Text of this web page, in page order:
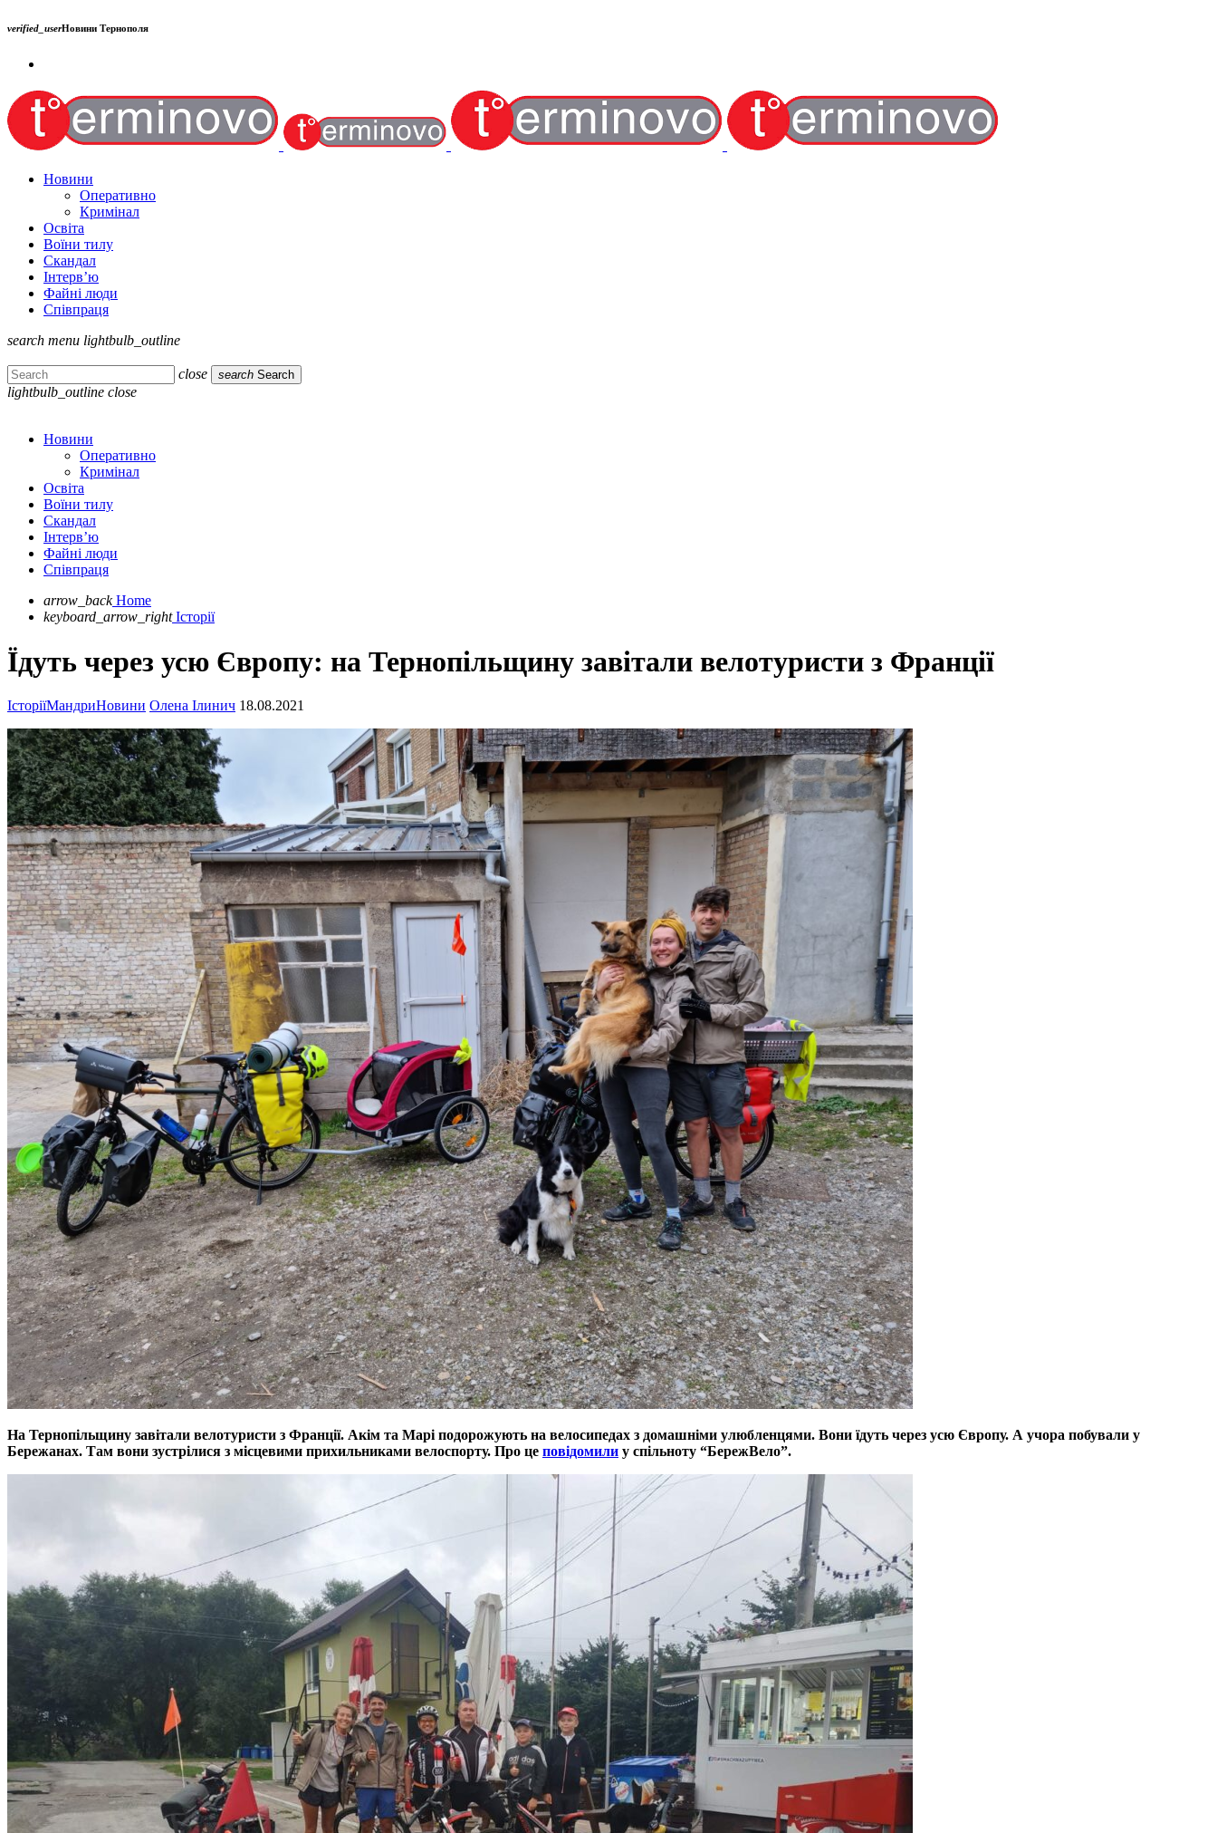
verified_userНовини Тернополя
Новини
Оперативно
Кримінал
Освіта
Воїни тилу
Скандал
Інтерв’ю
Файні люди
Співпраця
search menu lightbulb_outline
close search Search
lightbulb_outline close
Новини
Оперативно
Кримінал
Освіта
Воїни тилу
Скандал
Інтерв’ю
Файні люди
Співпраця
arrow_back Home
keyboard_arrow_right Історії
Їдуть через усю Європу: на Тернопільщину завітали велотуристи з Франції
ІсторіїМандриНовини Олена Ілинич 18.08.2021
На Тернопільщину завітали велотуристи з Франції. Акім та Марі подорожують на велосипедах з домашніми улюбленцями. Вони їдуть через усю Європу. А учора побували у
Бережанах. Там вони зустрілися з місцевими прихильниками велоспорту. Про це повідомили у спільноту “БережВело”.